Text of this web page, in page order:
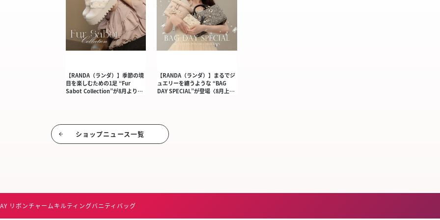
【RANDA（ランダ）】季節の境
目を楽しむための1足 “Fur
Sabot Collection”が8月より…
【RANDA（ランダ）】まるでジ
ュエリーを纏うような “BAG
DAY SPECIAL”が登場〈8月上…
ショップニュース⼀覧
リボンチャームキルティングバニティバッグ